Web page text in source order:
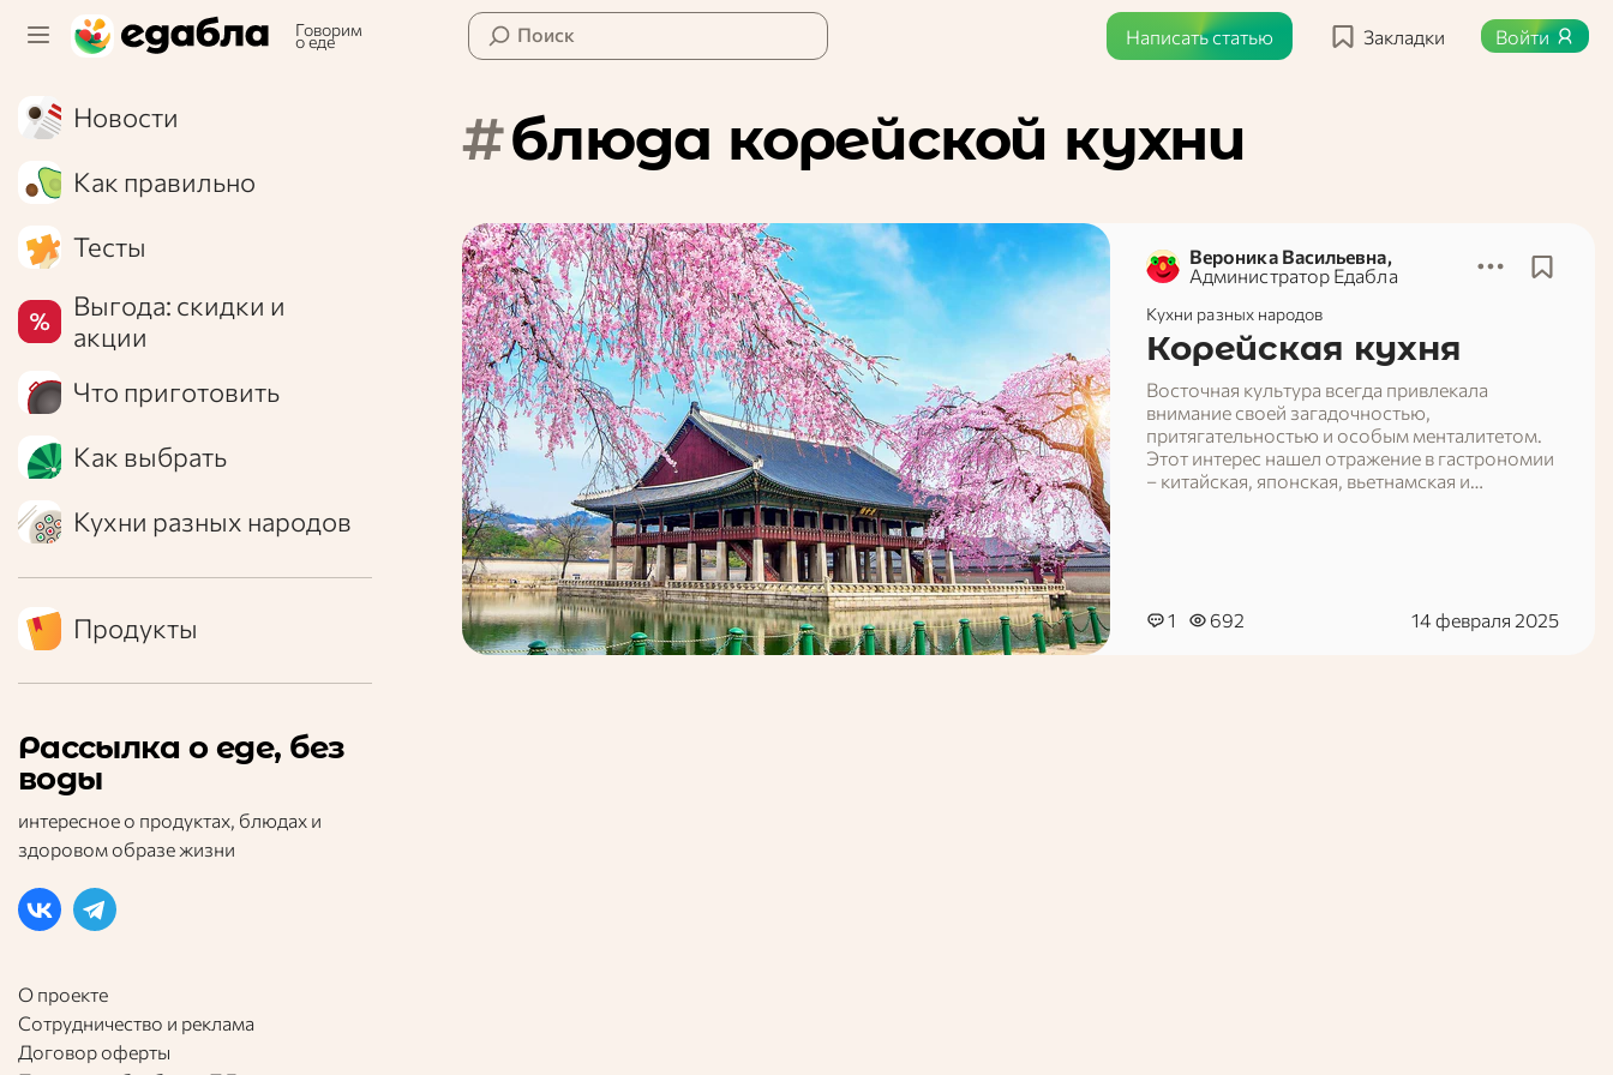
Говорим
о еде Поиск Написать статью Закладки Войти
Новости
Как правильно
Тесты
Выгода: скидки и
акции
Что приготовить
Как выбрать
Кухни разных народов
Продукты
Рассылка о еде, без
воды
интересное о продуктах, блюдах и
здоровом образе жизни
О проекте
Сотрудничество и реклама
Договор оферты
#блюда корейской кухни
Вероника Васильевна,
Администратор Едабла
Кухни разных народов
Корейская кухня
Восточная культура всегда привлекала
внимание своей загадочностью,
притягательностью и особым менталитетом.
Этот интерес нашел отражение в гастрономии
– китайская, японская, вьетнамская и
1 692 14 февраля 2025